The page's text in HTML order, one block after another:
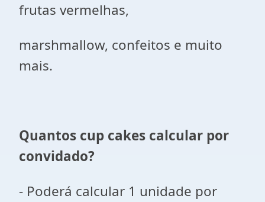
frutas vermelhas,
marshmallow, confeitos e muito
mais.
Quantos cup cakes calcular por
convidado?
- Poderá calcular 1 unidade por